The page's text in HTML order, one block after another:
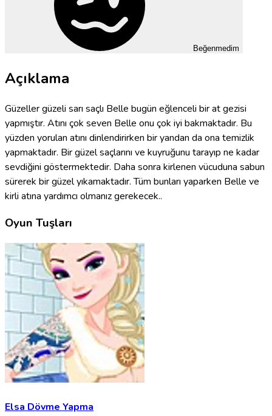
Beğenmedim
Açıklama
Güzeller güzeli sarı saçlı Belle bugün eğlenceli bir at gezisi
yapmıştır. Atını çok seven Belle onu çok iyi bakmaktadır. Bu
yüzden yorulan atını dinlendirirken bir yandan da ona temizlik
yapmaktadır. Bir güzel saçlarını ve kuyruğunu tarayıp ne kadar
sevdiğini göstermektedir. Daha sonra kirlenen vücuduna sabun
sürerek bir güzel yıkamaktadır. Tüm bunları yaparken Belle ve
kirli atına yardımcı olmanız gerekecek..
Oyun Tuşları
Elsa Dövme Yapma